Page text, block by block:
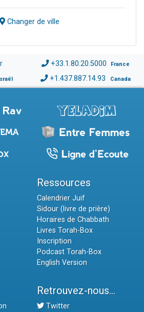
Changer de ville
+33.1.80.20.5000 France
+1.437.887.14.93 Canada
Ressources
Calendrier Juif
Sidour (livre de prière)
Horaires de Chabbath
Livres Torah-Box
Inscription
Podcast Torah-Box
English Version
Retrouvez-nous...
Twitter